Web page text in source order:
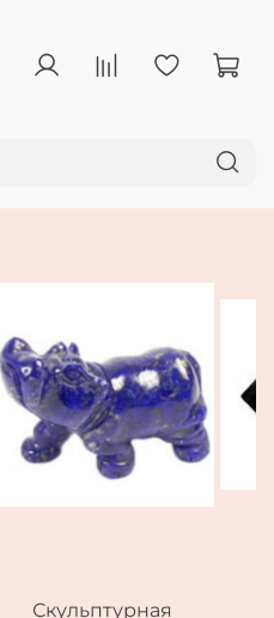
Скульптурная